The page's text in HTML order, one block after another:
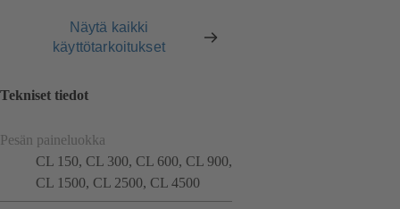
Näytä kaikki
käyttötarkoitukset
Tekniset tiedot
Pesän paineluokka
CL 150, CL 300, CL 600, CL 900,
CL 1500, CL 2500, CL 4500